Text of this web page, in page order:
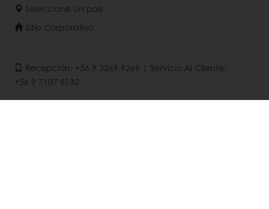
Seleccione un país
Sitio Corporativo
Recepción: +56 9 3269 9269 | Servicio Al Cliente:
+56 9 7107 8132